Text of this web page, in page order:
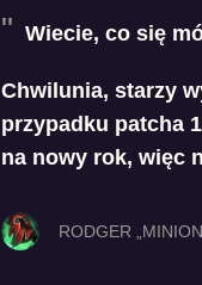
Wiecie, co się
Chwilunia, starzy
przypadku patcha
na nowy rok, więc
RODGER